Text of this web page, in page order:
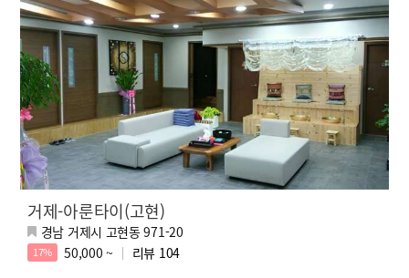
거제-아룬타이(고현)
경남 거제시 고현동 971-20
17% 50,000 ~ 리뷰 104